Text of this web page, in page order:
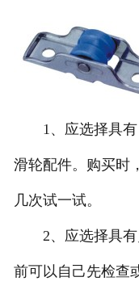
1、应选择具有
滑轮配件。购买时
几次试一试。
2、应选择具有
前可以自己先检查